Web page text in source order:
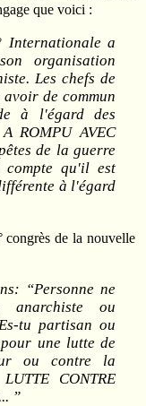
que voici :
Internationale a
organisation
Les chefs de
de commun
à l'égard des
ROMPU AVEC
de la guerre
compte qu'il est
à l'égard
congrès de la nouvelle
“Personne ne
anarchiste ou
tu partisan ou
une lutte de
ou contre la
CONTRE
”